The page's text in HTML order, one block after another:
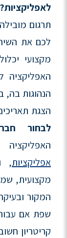
לאפליקציות?
תרגום
לכם את
מקצועי
האפליקציה
הנהוגות בה,
הצגת
לבחור
אפליקציות,
מקצועית,
המקור
שפת אם
קריטריון